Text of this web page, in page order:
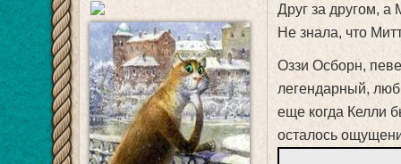
Друг за другом, а
Не знала, что
Оззи Осборн,
легендарный,
еще когда Келли
осталось